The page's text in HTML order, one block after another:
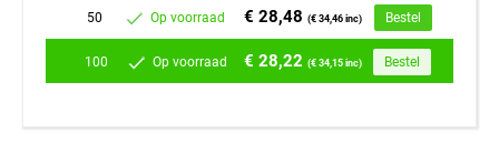
50 Op voorraad € 28,48(€ 34,46 inc) Bestel
100 Op voorraad € 28,22(€ 34,15 inc) Bestel